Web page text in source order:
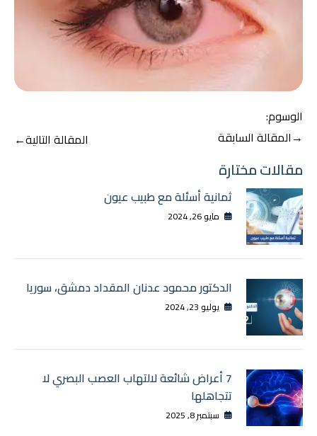
الوسوم:
تصفّح
المقالات
→المقالة السابقة المقالة التالية←
مقالات مختارة
ثمانية أسئلة مع طبيب عيون
مايو 26, 2024
الدكتور محمود عدنان المقداد دمشق، سوريا
يوليو 23, 2024
7 أعراض شائعة لالتهاب العصب البصري لا
تتجاهلها
سبتمبر 8, 2025